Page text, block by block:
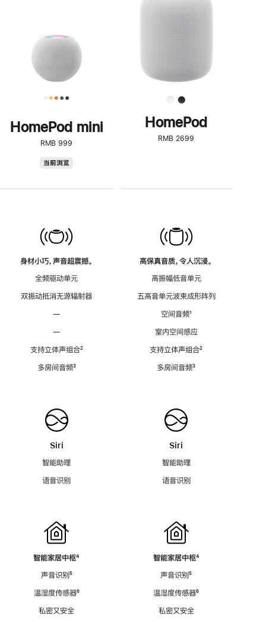
HomePod mini
RMB 999
当前浏览
身材小巧，声音超震撼。
全频驱动单元
双振动抵消无源辐射器
—
—
支持立体声组合脚
²
多房间音频脚
³
Siri
智能助理
语音识别
智能家居中枢脚
⁴
声音识别脚
⁵
温湿度传感器脚
⁶
私密又安全
了
解
HomePod<
HomePod
RMB 2699
高保真音质，令人沉浸。
高振幅低音单元
五高音单元波束成形阵列
空间音频脚
¹
室内空间感应
支持立体声组合脚
²
多房间音频脚
³
Siri
智能助理
语音识别
智能家居中枢脚
⁴
声音识别脚
⁵
温湿度传感器脚
⁶
私密又安全